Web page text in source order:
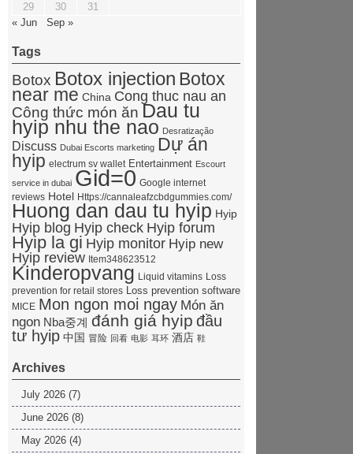
29
30
31
« Jun
Sep »
Tags
Botox Botox injection Botox
near me China Cong thuc nau an
Công thức món ăn Dau tu
hyip nhu the nao Desratização
Discuss Dubai Escorts marketing Dự án
hyip electrum sv wallet Entertainment Escourt
service in dubai Gid=0 Google internet
reviews Hotel Https://cannaleafzcbdgummies.com/
Huong dan dau tu hyip Hyip
Hyip blog Hyip check Hyip forum
Hyip la gi Hyip monitor Hyip new
Hyip review Item348623512
Kinderopvang Liquid vitamins Loss
prevention for retail stores Loss prevention software
MICE Mon ngon moi ngay Món ăn
ngon Nba중계 đánh giá hyip đầu
tư hyip 中国 冒险 回看 电影 耳环 酒店 鞋
Archives
July 2026 (7)
June 2026 (8)
May 2026 (4)